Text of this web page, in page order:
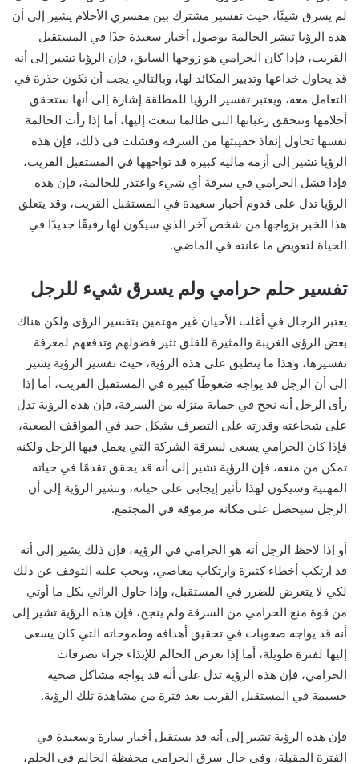
لم يسرق شيئًا، حيث تفسير مشترك بين مفسري الأحلام يشير إلى أن
هذه الرؤيا تبشر الحالمة بوصول أخبار سعيدة جدًا في المستقبل
القريب، فإذا كان الحرامي هو زوجها السابق، فإن الرؤيا تشير إلى أنه
قد يحاول خداعها وتدبير المكائد لها، وبالتالي يجب أن تكون حذرة في
التعامل معه، ويعتبر تفسير الرؤيا للمطلقة إشارة إلى أنها ستحقق
أحلامها وتتحقق رغباتها التي طالما سعت إليها، أما إذا رأت الحالمة
نفسها تحاول إنقاذ حقيبتها من السرقة وفشلت في ذلك، فإن هذه
الرؤيا تشير إلى أزمة مالية كبيرة قد تواجهها في المستقبل القريب،
فإذا فشل الحرامي في سرقة أي شيء واعتذر للحالمة، فإن هذه
الرؤيا تدل على قدوم أخبار سعيدة في المستقبل القريب، وقد يتعلق
هذا الخبر بزواجها من شخص آخر الذي سيكون لها رفيقًا جديدًا في
الحياة لتعويض ما عانته في الماضي.
تفسير حلم حرامي ولم يسرق شيء للرجل
يعتبر الرجال في أغلب الأحيان غير مهتمين بتفسير الرؤى ولكن هناك
بعض الرؤى الغريبة والمثيرة للقلق تثير فضولهم وتدفعهم لمعرفة
تفسيرها، وهذا ما ينطبق على هذه الرؤية، حيث تفسير الرؤية يشير
إلى أن الرجل قد يواجه ضغوطًا كبيرة في المستقبل القريب، أما إذا
رأى الرجل أنه نجح في حماية منزله من السرقة، فإن هذه الرؤية تدل
على شجاعته وقدرته على التصرف بشكل جيد في المواقف الصعبة،
فإذا كان الحرامي يسعى لسرقة الشركة التي يعمل فيها الرجل ولكنه
تمكن من منعه، فإن الرؤية تشير إلى أنه قد يحقق تقدمًا في حياته
المهنية وسيكون لهذا تأثير إيجابي على حياته، وتشير الرؤية إلى أن
الرجل سيحصل على مكانة مرموقة في المجتمع.
أو إذا لاحظ الرجل أنه هو الحرامي في الرؤية، فإن ذلك يشير إلى أنه
قد ارتكب أخطاء كثيرة وارتكاب معاصي، ويجب عليه التوقف عن ذلك
لكي لا يتعرض للضرر في المستقبل، وإذا حاول الرائي بكل ما أوتي
من قوة منع الحرامي من السرقة ولم ينجح، فإن هذه الرؤية تشير إلى
أنه قد يواجه صعوبات في تحقيق أهدافه وطموحاته التي كان يسعى
إليها لفترة طويلة، أما إذا تعرض الحالم للإيذاء جراء تصرفات
الحرامي، فإن هذه الرؤية تدل على أنه قد يواجه مشاكل صحية
جسيمة في المستقبل القريب بعد فترة من مشاهدة تلك الرؤية.
فإن هذه الرؤية تشير إلى أنه قد يستقبل أخبار سارة وسعيدة في
الفترة المقبلة، وفي حال سرق الحرامي محفظة الحالم في الحلم،